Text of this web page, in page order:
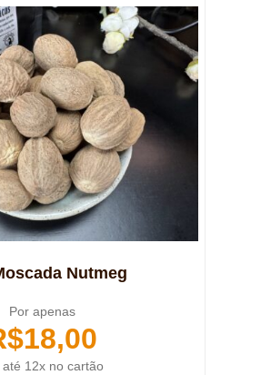
Nutmeg
Por apenas
18,00
até 12x no cartão